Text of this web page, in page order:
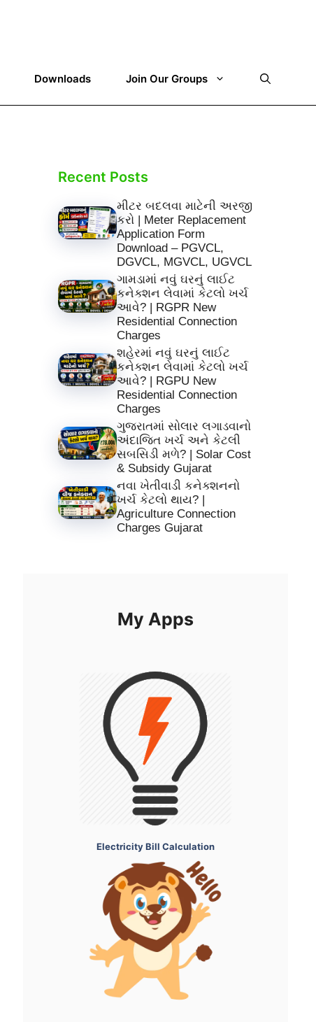
Downloads Join Our Groups
Recent Posts
મીટર બદલવા માટેની અરજી
કરો | Meter Replacement
Application Form
Download – PGVCL,
DGVCL, MGVCL, UGVCL
ગામડામાં નવું ઘરનું લાઈટ
કનેક્શન લેવામાં કેટલો ખર્ચ
આવે? | RGPR New
Residential Connection
Charges
શહેરમાં નવું ઘરનું લાઈટ
કનેક્શન લેવામાં કેટલો ખર્ચ
આવે? | RGPU New
Residential Connection
Charges
ગુજરાતમાં સોલાર લગાડવાનો
અંદાજિત ખર્ચ અને કેટલી
સબસિડી મળે? | Solar Cost
& Subsidy Gujarat
નવા ખેતીવાડી કનેક્શનનો
ખર્ચ કેટલો થાય? |
Agriculture Connection
Charges Gujarat
My Apps
Electricity Bill Calculation